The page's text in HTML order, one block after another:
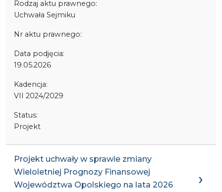
Rodzaj aktu prawnego:
Uchwała Sejmiku
Nr aktu prawnego:
Data podjęcia:
19.05.2026
Kadencja:
VII 2024/2029
Status:
Projekt
Projekt uchwały w sprawie zmiany
Wieloletniej Prognozy Finansowej
Województwa Opolskiego na lata 2026